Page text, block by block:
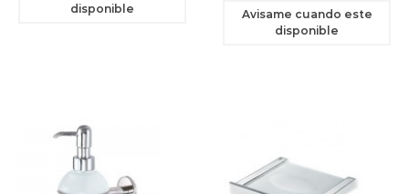
disponible
Avisame cuando este
disponible